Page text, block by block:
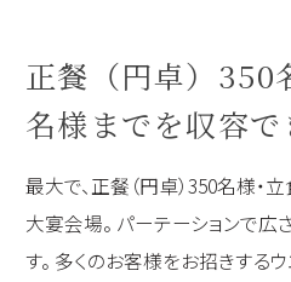
正餐（円卓）350
名様までを収容
最大で、正餐（円卓）350名様・
大宴会場。 パーテーションで広
す。 多くのお客様をお招きする